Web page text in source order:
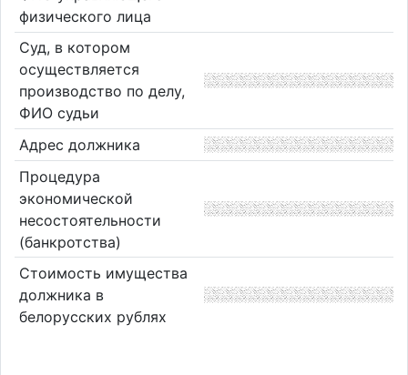
физического лица
Суд, в котором
осуществляется
производство по делу,
ФИО судьи
Адрес должника
Процедура
экономической
несостоятельности
(банкротства)
Стоимость имущества
должника в
белорусских рублях